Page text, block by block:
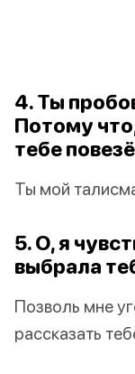
4. Ты
Потому
тебе
Ты мой
5. О, я
выбрала
Позволь мне
рассказать